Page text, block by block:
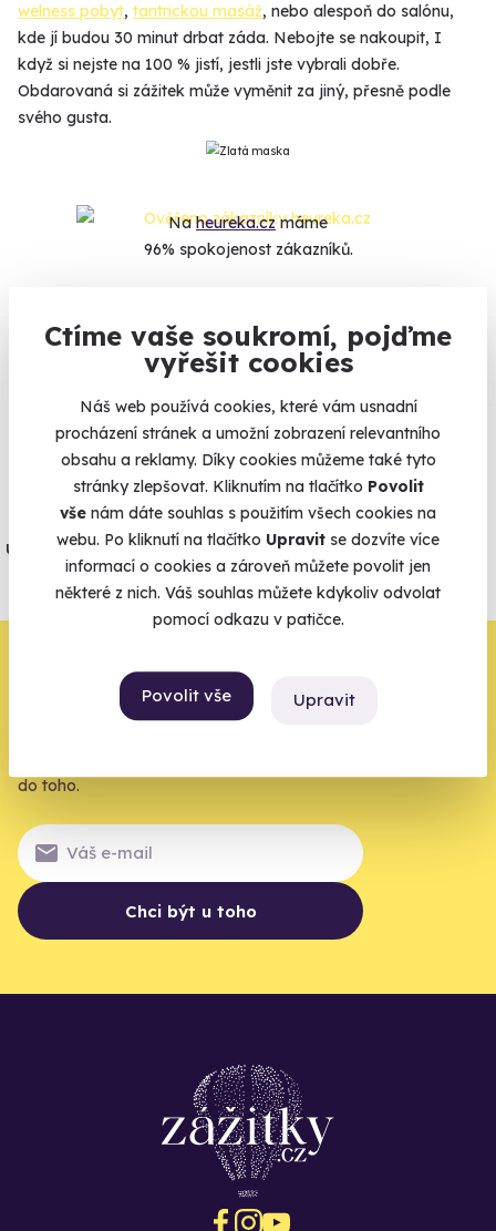
Ctíme vaše soukromí, pojďme
vyřešit cookies
Náš web používá cookies, které vám usnadní
procházení stránek a umožní zobrazení relevantního
obsahu a reklamy. Díky cookies můžeme také tyto
stránky zlepšovat. Kliknutím na tlačítko Povolit
vše nám dáte souhlas s použitím všech cookies na
webu. Po kliknutí na tlačítko Upravit se dozvíte více
informací o cookies a zároveň můžete povolit jen
některé z nich. Váš souhlas můžete kdykoliv odvolat
pomocí odkazu v patičce.
Povolit vše Upravit
welness pobyt, tantrickou masáž, nebo alespoň do salónu,
kde jí budou 30 minut drbat záda. Nebojte se nakoupit, I
když si nejste na 100 % jistí, jestli jste vybrali dobře.
Obdarovaná si zážitek může vyměnit za jiný, přesně podle
svého gusta.
Naheureka.czmáme
96% spokojenost zákazníků.
Co si o nás myslí
Vše umíme pojistit
Jeden nikdy neví. Máme nejvyšší
úrazové pojištění z nabídky zážitkových
agentur.
Vše o pojištění
Zbývá jeden krok,
zbytek zařídíme my
do toho.
Chci být u toho